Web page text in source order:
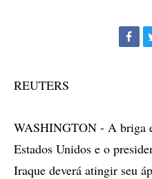
REUTERS
WASHINGTON - A briga
Estados Unidos e o
Iraque deverá atingir seu